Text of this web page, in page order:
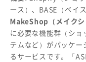
ース）、BASE（ベイ
MakeShop（メイクシ
に必要な機能群（ショ
テムなど）がパッケ
るサービスです。「